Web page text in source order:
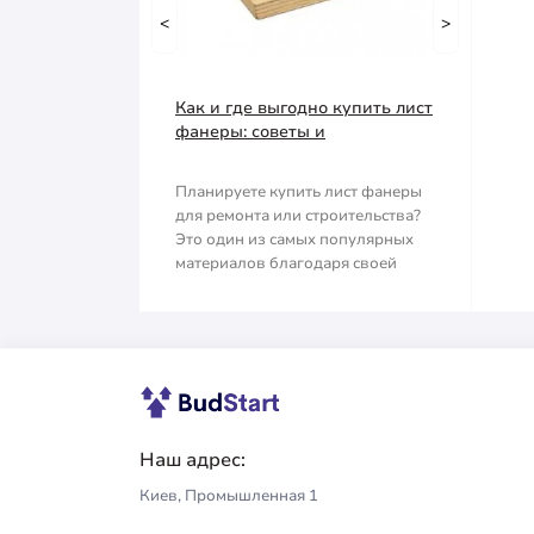
Полипропиленовый мешок
Сетка абразивная
Строительный скотч
Губки для шлифования
Кельма
Коронки
Метла
Емкость строительная
Тачка строительная
Как и где выгодно купить лист
фанеры: советы и
Планируете купить лист фанеры
для ремонта или строительства?
Это один из самых популярных
материалов благодаря своей
< >
Наш адрес:
Киев, Промышленная 1